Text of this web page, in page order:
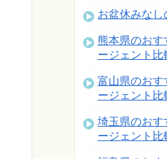
お盆休みなし
熊本県のお
ージェント比
富山県のおす
ージェント比
埼玉県のおす
ージェント比